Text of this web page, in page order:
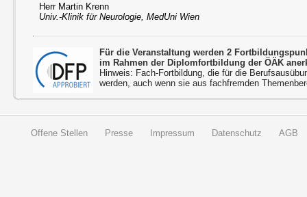
Herr Martin Krenn
Univ.-Klinik für Neurologie, MedUni Wien
Für die Veranstaltung werden 2
im Rahmen der Diplomfortbildung der ÖÄK
Hinweis: Fach-Fortbildung, die für die
werden, auch wenn sie aus fachfremden
Offene Stellen Presse Impressum Datenschutz AGB